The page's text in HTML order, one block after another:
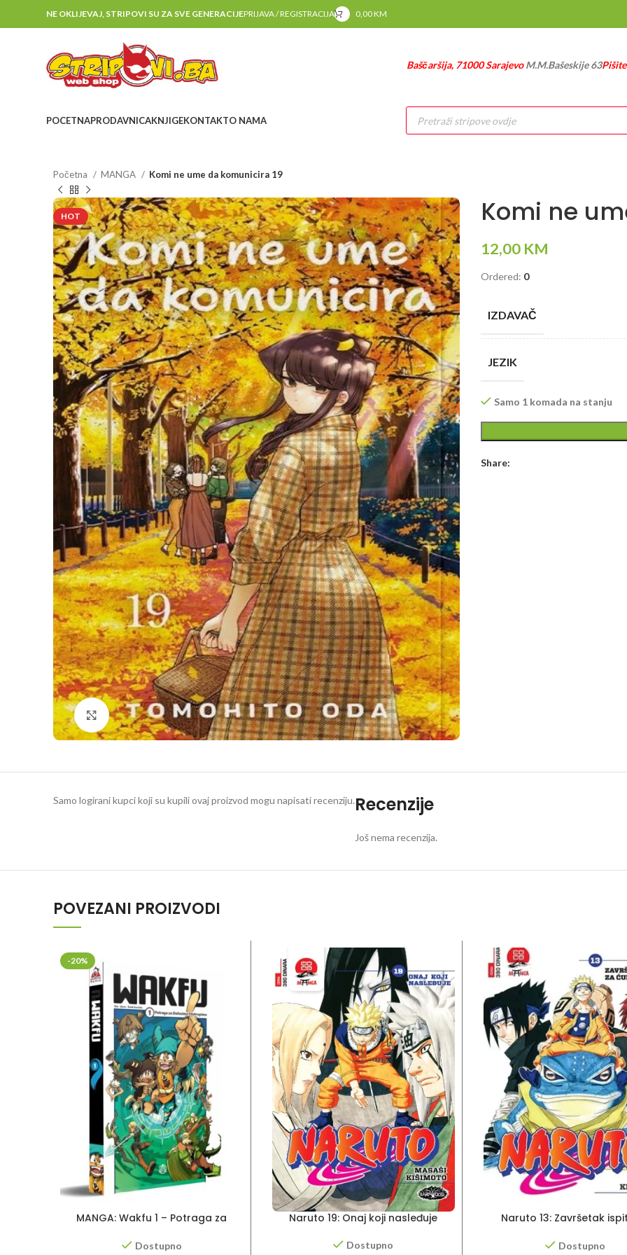
NE OKLIJEVAJ, STRIPOVI SU ZA SVE GENERACIJEPRIJAVA / REGISTRACIJA 0,00KM
Baščaršija, 71000 SarajevoM.M.Bašeskije 63
POCETNAPRODAVNICAKNJIGEKONTAKTO NAMA
Products
search
Početna MANGA Komi ne ume da komunicira 19
HOT
Klikni da povečaš
Komi ne
12,00 KM
Ordered: 0
IZDAVAČ
JEZIK
Samo 1 komada na stanju
Share:
Recenzije
Još nema recenzija.
Samo logirani kupci koji su kupili ovaj proizvod mogu napisati recenziju.
POVEZANI PROIZVODI
-20%
MANGA: Wakfu 1 – Potraga za
Dostupno
Naruto 19: Onaj koji nasleđuje
Dostupno
Naruto 13: Završetak
Dostupno